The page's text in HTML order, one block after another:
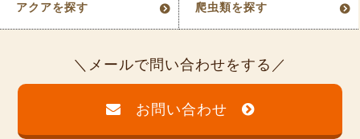
アクアを探す 爬虫類を探す
メールで問い合わせをする
お問い合わせ